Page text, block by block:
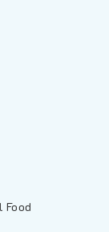
Food